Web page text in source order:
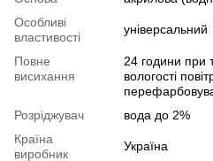
Особливі
властивості
універсальний
Повне
висихання
24 години при
вологості
Розріджувач
вода до 2%
Країна
виробник
Україна